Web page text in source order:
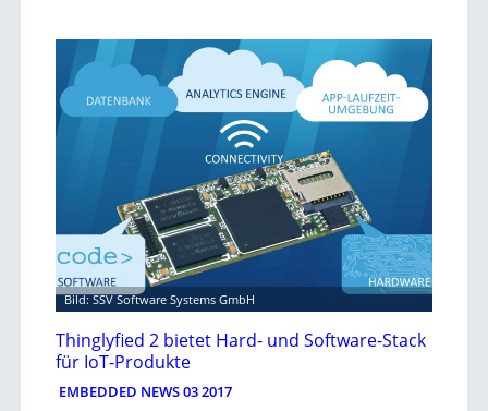
Bild: SSV Software Systems GmbH
Thinglyfied 2 bietet Hard- und Software-Stack
für IoT-Produkte
EMBEDDED NEWS 03 2017